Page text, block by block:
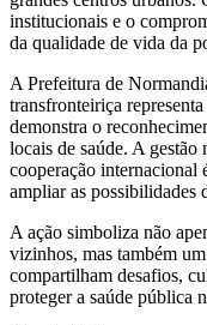
institucionais e o
da qualidade de vida da
A Prefeitura de
transfronteiriça
demonstra o
locais de saúde. A
cooperação internacional
ampliar as possibilidades
A ação simboliza não
vizinhos, mas também
compartilham desafios,
proteger a saúde pública